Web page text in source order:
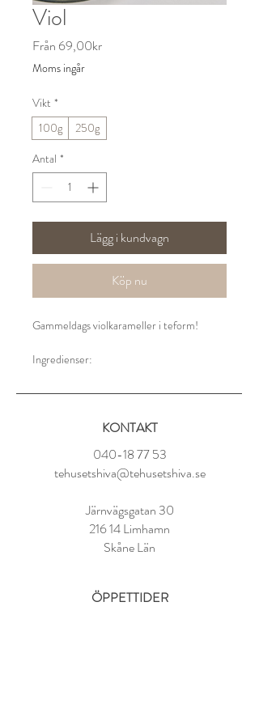
Viol
Från 69,00krReapris
Moms ingår
Vikt *
100g
250g
Antal *
Lägg i kundvagn
Köp nu
Gammeldags violkarameller i teform!
Ingredienser:
blåklint, arom
Låt dra i 3-4 minuter
KONTAKT
040-18 77 53
tehusetshiva@tehusetshiva.se
Järnvägsgatan 30
216 14 Limhamn
Skåne Län
ÖPPETTIDER